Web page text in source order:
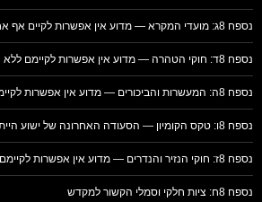
נספח 8ג: מועדי המקרא — מדוע אין אפשרות לקיים אף אחד מהם כיום
נספח 8ד: חוקי הטהרה — מדוע אין אפשרות לקיימם ללא המקדש
נספח 8ה: המעשרות והביכורים — מדוע אין אפשרות לקיימם כיום
נספח 8ו: טקס הקומיון — הסעודה האחרונה של ישוע הייתה פסח
נספח 8ז: חוקי הנזיר והנדרים — מדוע אין אפשרות לקיימם כיום
נספח 8ח: ציות חלקי וסמלי הקשור למקדש